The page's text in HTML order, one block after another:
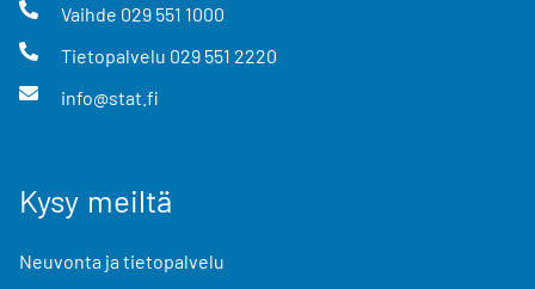
Vaihde 029 551 1000
Tietopalvelu 029 551 2220
info@stat.fi
Kysy meiltä
Neuvonta ja tietopalvelu